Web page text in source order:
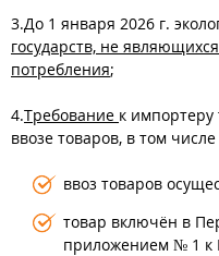
3.До 1 января 2026 г.
государств, не
потребления;
4.Требование к импортеру
ввозе товаров, в том
ввоз товаров
товар включён в
приложением № 1 к